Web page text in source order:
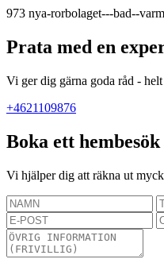
973 nya-rorbolaget---bad--
Prata med en
Vi ger dig gärna goda råd -
+4621109876
Boka ett hembesök
Vi hjälper dig att räkna ut